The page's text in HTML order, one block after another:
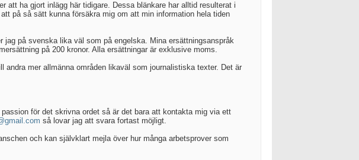
att ha gjort inlägg här tidigare. Dessa blänkare har alltid resulterat i
på så sätt kunna försäkra mig om att min information hela tiden
på svenska lika väl som på engelska. Mina ersättningsanspråk
på 200 kronor. Alla ersättningar är exklusive moms.
mer allmänna områden likaväl som journalistiska texter. Det är
för det skrivna ordet så är det bara att kontakta mig via ett
så lovar jag att svara fortast möjligt.
och kan självklart mejla över hur många arbetsprover som